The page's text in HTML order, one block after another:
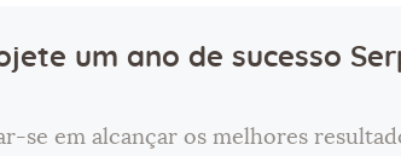
um ano de sucesso
se em alcançar os melhores